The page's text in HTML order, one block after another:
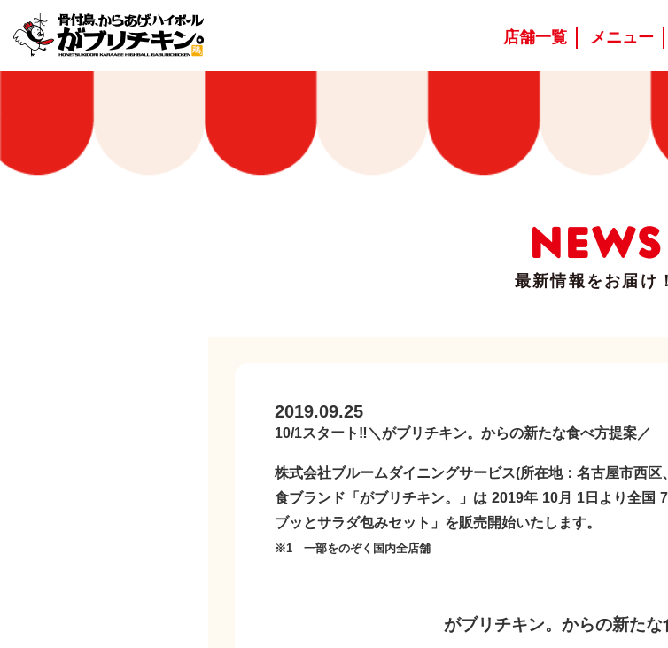
店舗一覧 メニュー
NEWS
最新情報をお届け！
2019.09.25
10/1スタート‼＼がブリチキン。からの新たな食べ方提案／
株式会社ブルームダイニングサービス(所在地：名古屋市西区
食ブランド「がブリチキン。」は 2019年 10月 1日より全国
ブッとサラダ包みセット」を販売開始いたします。
※1一部をのぞく国内全店舗
がブリチキン。からの新たな